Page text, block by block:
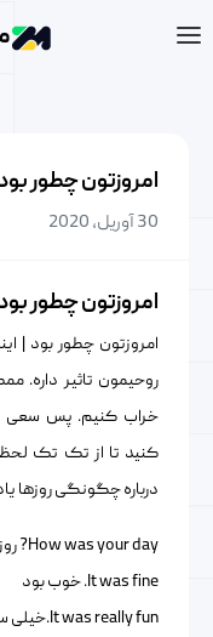
امروزتون چطور
30 آوریل, 2020
امروزتون چطور
امروزتون چطور بود |
روحیمون تاثیر داره.
خراب کنیم. پس سعی
کنید تا از تک تک
درباره چگونگی روزها
How was your day? روزت چطور بود؟
It was fine. خوب بود
It was really fun.خیلی سرگرم کننده بود